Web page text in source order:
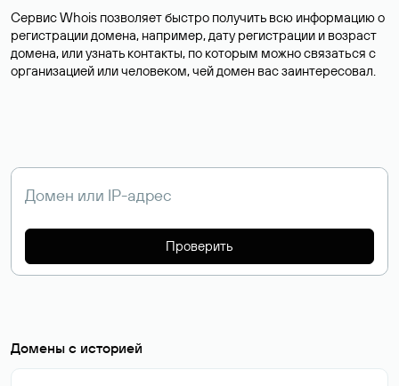
Сервис Whois позволяет быстро получить всю информацию о
регистрации домена, например, дату регистрации и возраст
домена, или узнать контакты, по которым можно связаться с
организацией или человеком, чей домен вас заинтересовал.
Проверить
Домены с историей